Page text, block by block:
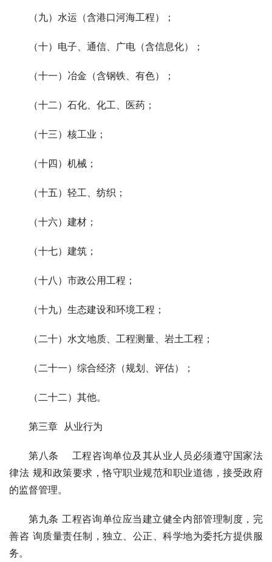
（九）水运（含港口河海工程）；
（十）电子、通信、广电（含信息化）；
（十一）冶金（含钢铁、有色）；
（十二）石化、化工、医药；
（十三）核工业；
（十四）机械；
（十五）轻工、纺织；
（十六）建材；
（十七）建筑；
（十八）市政公用工程；
（十九）生态建设和环境工程；
（二十）水文地质、工程测量、岩土工程；
（二十一）综合经济（规划、评估）；
（二十二）其他。
第三章 从业行为
第八条 工程咨询单位及其从业人员必须遵守国家法
律法 规和政策要求，恪守职业规范和职业道德，接受政府
的监督管理。
第九条 工程咨询单位应当建立健全内部管理制度，完
善咨 询质量责任制，独立、公正、科学地为委托方提供服
务。